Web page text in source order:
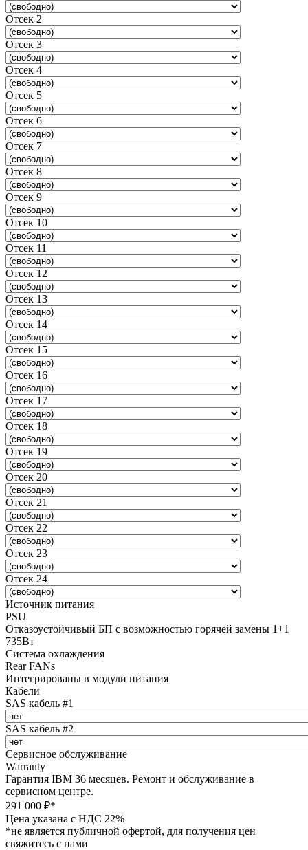
Отсек 2
Отсек 3
Отсек 4
Отсек 5
Отсек 6
Отсек 7
Отсек 8
Отсек 9
Отсек 10
Отсек 11
Отсек 12
Отсек 13
Отсек 14
Отсек 15
Отсек 16
Отсек 17
Отсек 18
Отсек 19
Отсек 20
Отсек 21
Отсек 22
Отсек 23
Отсек 24
Источник питания
PSU
Отказоустойчивый БП с возможностью горячей замены 1+1
735Вт
Система охлаждения
Rear FANs
Интегрированы в модули питания
Кабели
SAS кабель #1
SAS кабель #2
Сервисное обслуживание
Warranty
Гарантия IBM 36 месяцев. Ремонт и обслуживание в
сервисном центре.
291 000 ₽*
Цена указана с НДС 22%
*не является публичной офертой, для получения цен
свяжитесь с нами